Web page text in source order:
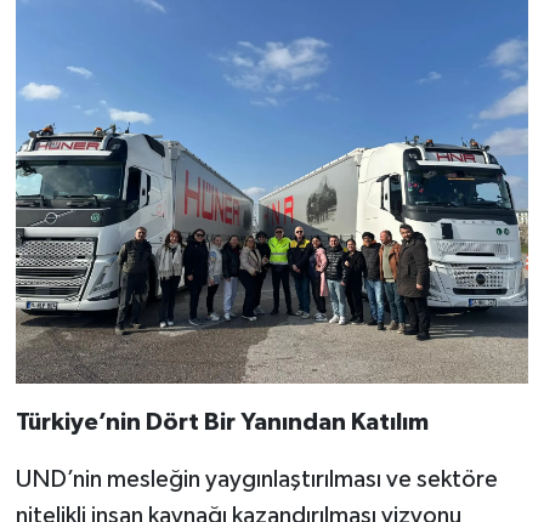
Türkiye’nin Dört Bir Yanından Katılım
UND’nin mesleğin yaygınlaştırılması ve sektöre
nitelikli insan kaynağı kazandırılması vizyonu